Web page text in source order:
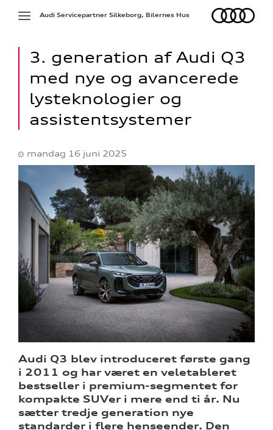
Toggle
Audi
Audi Servicepartner Silkeborg, Bilernes Hus
3. generation af Audi Q3
med nye og avancerede
lysteknologier og
assistentsystemer
mandag 16 juni 2025
Audi Q3 blev introduceret første gang
i 2011 og har været en veletableret
bestseller i premium-segmentet for
kompakte SUVer i mere end ti år. Nu
sætter tredje generation nye
standarder i flere henseender. Den